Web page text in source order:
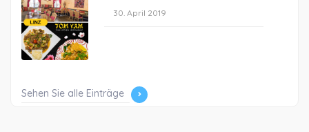
30. April 2019
Sehen Sie alle Einträge